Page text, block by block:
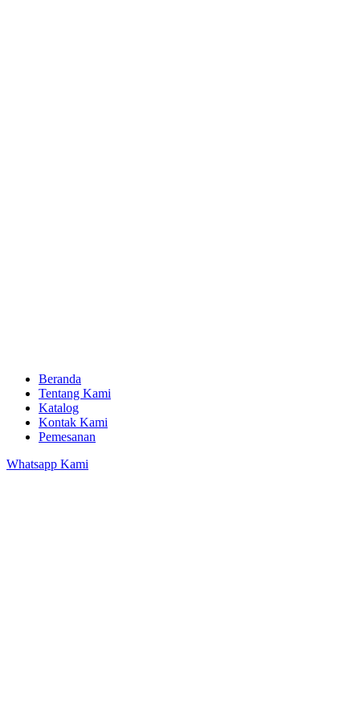
Beranda
Tentang Kami
Katalog
Kontak Kami
Pemesanan
Whatsapp Kami